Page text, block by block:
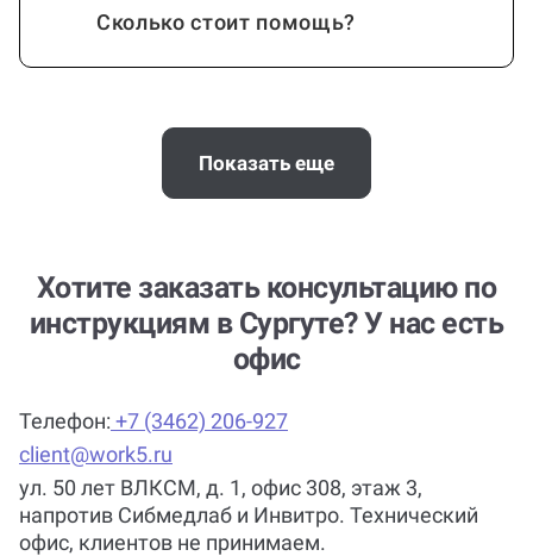
Сколько стоит помощь?
А комиссию платить нужно?
теме и предмету?
(мануалы) нужна срочно
(консультация по инструкциям
(мануалам))?
Показать еще
Хотите заказать консультацию по
инструкциям в Сургуте? У нас есть
офис
Телефон: +7 (3462) 206-927
client@work5.ru
ул. 50 лет ВЛКСМ, д. 1, офис 308, этаж 3,
напротив Сибмедлаб и Инвитро. Технический
офис, клиентов не принимаем.